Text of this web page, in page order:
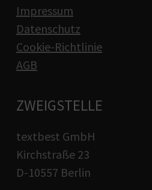
Impressum
Datenschutz
Cookie-Richtlinie
AGB
ZWEIGSTELLE
textbest GmbH
Kirchstraße 23
D-10557 Berlin